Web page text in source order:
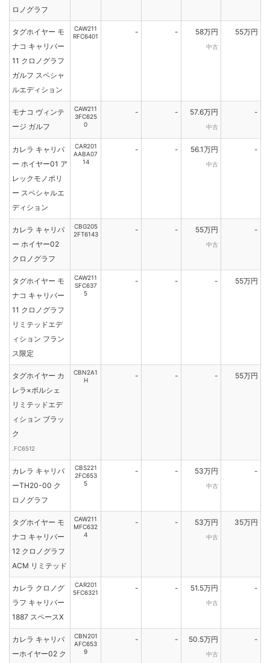
ロノグラフ
タグホイヤー モ
ナコ キャリバー
11 クロノグラフ
ガルフ スペシャ
ルエディション
CAW211
RFC6401
- - 58万円
中古
55万円
モナコ ヴィンテ
ージ ガルフ
CAW211
3FC625
0
- - 57.6万円
中古
-
カレラ キャリバ
ー ホイヤー01 ア
レックモノポリ
ー スペシャルエ
ディション
CAR201
AABA07
14
- - 56.1万円
中古
-
カレラ キャリバ
ー ホイヤー02
クロノグラフ
CBG205
2FT6143
- - 55万円
中古
-
タグホイヤー モ
ナコ キャリバー
11 クロノグラフ
リミテッドエデ
ィション フラン
ス限定
CAW211
SFC637
5
- - - 55万円
タグホイヤー カ
レラ×ポルシェ
リミテッドエデ
ィション ブラッ
ク
.FC6512
CBN2A1
H
- - - 55万円
カレラ キャリバ
ーTH20-00 ク
ロノグラフ
CBS221
2FC653
5
- - 53万円
中古
-
タグホイヤー モ
ナコ キャリバー
12 クロノグラフ
ACM リミテッド
CAW211
MFC632
4
- - 53万円
中古
35万円
カレラ クロノグ
ラフ キャリバー
1887 スペースX
CAR201
5FC6321
- - 51.5万円
中古
-
カレラ キャリバ
ーホイヤー02 ク
CBN201
AFC653
9
- - 50.5万円
中古
-